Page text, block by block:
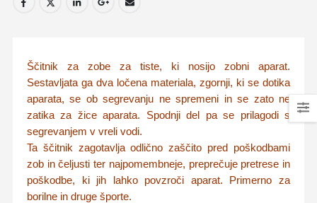
Ščitnik za zobe za tiste, ki nosijo zobni aparat.
Sestavljata ga dva ločena materiala, zgornji, ki se dotika
aparata, se ob segrevanju ne spremeni in se zato ne
zatika za žice aparata. Spodnji del pa se prilagodi s
segrevanjem v vreli vodi.
Ta ščitnik zagotavlja odlično zaščito pred poškodbami
zob in čeljusti ter najpomembneje, preprečuje pretrese in
poškodbe, ki jih lahko povzroči aparat. Primerno za
borilne in druge športe.